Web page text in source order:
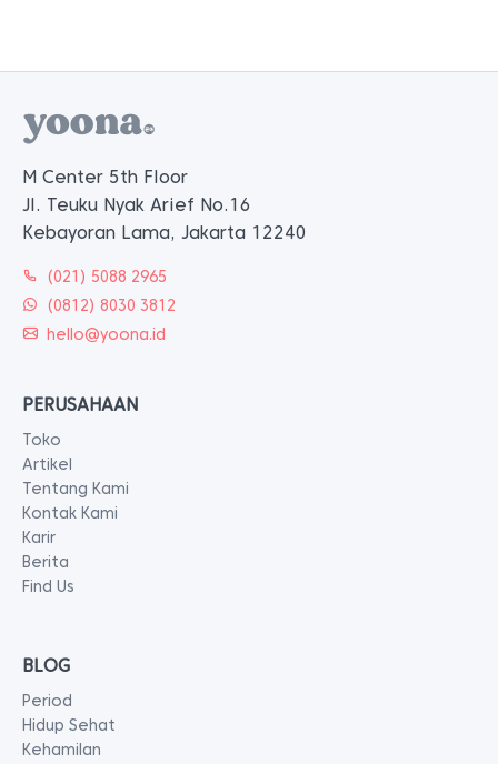
M Center 5th Floor
Jl. Teuku Nyak Arief No.16
Kebayoran Lama, Jakarta 12240
(021) 5088 2965
(0812) 8030 3812
hello@yoona.id
PERUSAHAAN
Toko
Artikel
Tentang Kami
Kontak Kami
Karir
Berita
Find Us
BLOG
Period
Hidup Sehat
Kehamilan